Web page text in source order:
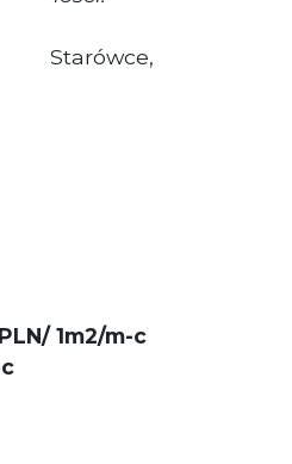
Starówce,
1m2/m-c